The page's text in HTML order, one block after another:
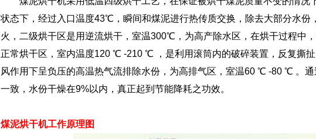
状态下，经过入口温度43℃，瞬间和煤泥进行热传质交换，除去大部分水份
火，二级烘干区是用逆流烘干，室温300℃，为高产除水区，在烘干过程中
正常烘干区，室内温度120 ℃ -210 ℃ ，是利用滚筒内的破碎装置，反复撕
风作用下呈负压的高温热气流排除水份，为高排气区，室温60 ℃ -80 ℃ 。
一致，水份干燥在9%以内，真正起到节能降耗之功效。
煤泥烘干机工作原理图